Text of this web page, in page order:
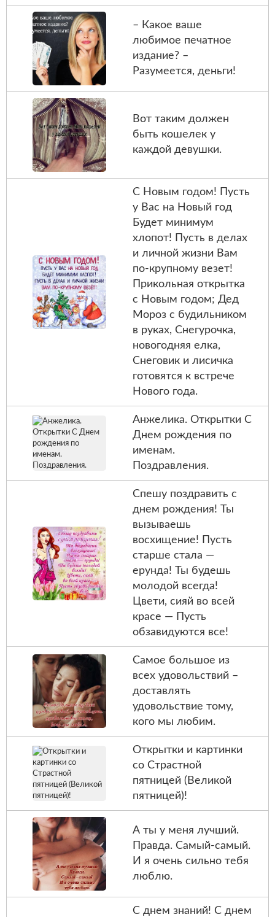
– Какое ваше
любимое печатное
издание? –
Разумеется, деньги!
Вот таким должен
быть кошелек у
каждой девушки.
С Новым годом! Пусть
у Вас на Новый год
Будет минимум
хлопот! Пусть в делах
и личной жизни Вам
по-крупному везет!
Прикольная открытка
с Новым годом; Дед
Мороз с будильником
в руках, Снегурочка,
новогодняя елка,
Снеговик и лисичка
готовятся к встрече
Нового года.
Анжелика. Открытки С
Днем рождения по
именам.
Поздравления.
Спешу поздравить с
днем рождения! Ты
вызываешь
восхищение! Пусть
старше стала —
ерунда! Ты будешь
молодой всегда!
Цвети, сияй во всей
красе — Пусть
обзавидуются все!
Самое большое из
всех удовольствий –
доставлять
удовольствие тому,
кого мы любим.
Открытки и картинки
со Страстной
пятницей (Великой
пятницей)!
А ты у меня лучший.
Правда. Самый-самый.
И я очень сильно тебя
люблю.
С днем знаний! С днем